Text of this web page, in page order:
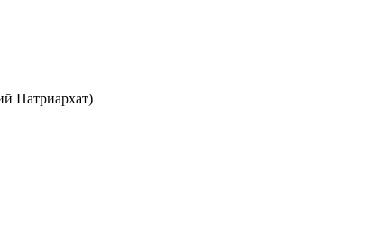
Патриархат)